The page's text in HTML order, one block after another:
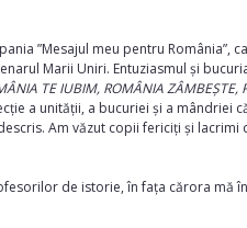
”Mesajul meu pentru România”,
Marii Uniri. Entuziasmul și
TE IUBIM, ROMÂNIA ZÂMBEȘTE,
a unității, a bucuriei și a mândriei
Am văzut copii fericiți și lacrimi
de istorie, în fața cărora mă